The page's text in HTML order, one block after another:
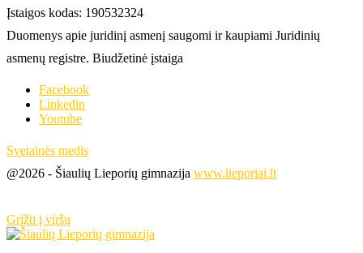
Įstaigos kodas: 190532324
Duomenys apie juridinį asmenį saugomi ir kaupiami Juridinių
asmenų registre. Biudžetinė įstaiga
Facebook
Linkedin
Youtube
Svetainės medis
@2026 - Šiaulių Lieporių gimnazija www.lieporiai.lt
Grįžti į viršų